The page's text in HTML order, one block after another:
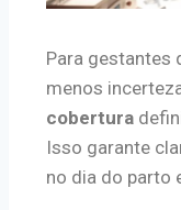
Para gestantes
menos
cobertura
Isso garante
no dia do parto